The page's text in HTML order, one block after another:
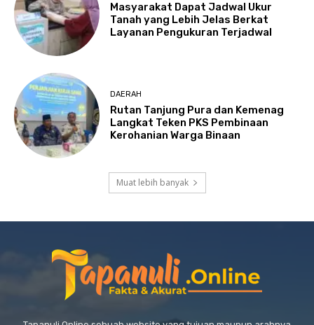
Masyarakat Dapat Jadwal Ukur
Tanah yang Lebih Jelas Berkat
Layanan Pengukuran Terjadwal
DAERAH
Rutan Tanjung Pura dan Kemenag
Langkat Teken PKS Pembinaan
Kerohanian Warga Binaan
Muat lebih banyak